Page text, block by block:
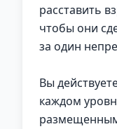
расставить
чтобы они
за один
Вы
каждом